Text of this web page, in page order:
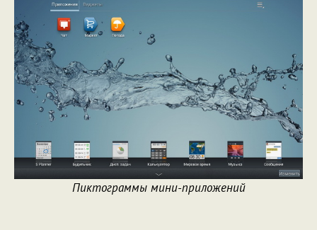
Пиктограммы мини-приложений